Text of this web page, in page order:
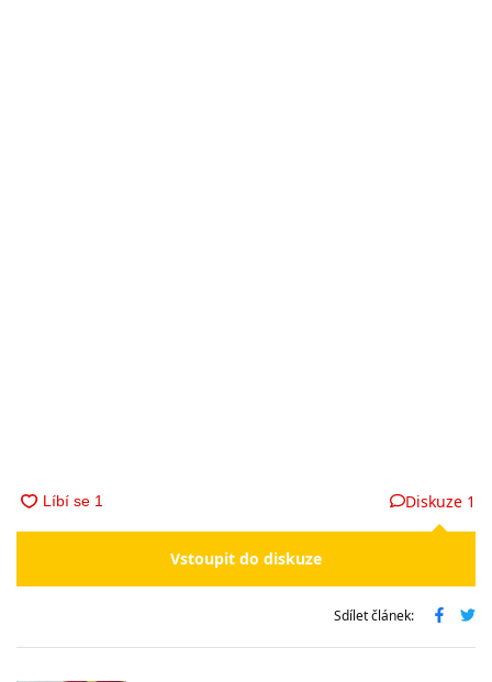
Diskuze 1
Vstoupit do diskuze
Sdílet článek: